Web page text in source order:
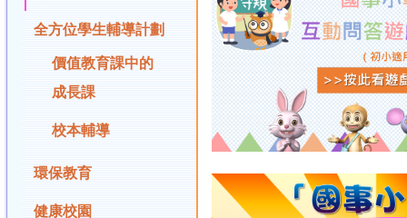
全方位學生輔導計劃
價值教育課中的
成長課
校本輔導
環保教育
健康校園